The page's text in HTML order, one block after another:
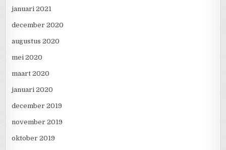
januari 2021
december 2020
augustus 2020
mei 2020
maart 2020
januari 2020
december 2019
november 2019
oktober 2019